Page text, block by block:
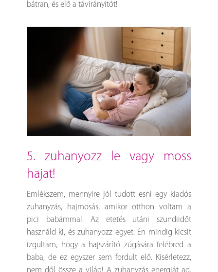
bátran, és elő a távirányítót!
5. zuhanyozz le vagy moss
hajat!
Emlékszem, mennyire jól tudott esni egy kiadós
zuhanyzás, hajmosás, amikor otthon voltam a
pici babámmal. Az etetés utáni szundiidőt
használd ki, és zuhanyozz egyet. Én mindig kicsit
izgultam, hogy a hajszárító zúgására felébred a
baba, de ez egyszer sem fordult elő. Kísérletezz,